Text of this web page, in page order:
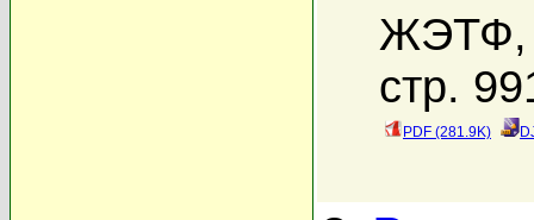
ЖЭТФ,
стр.
PDF (281.9K)